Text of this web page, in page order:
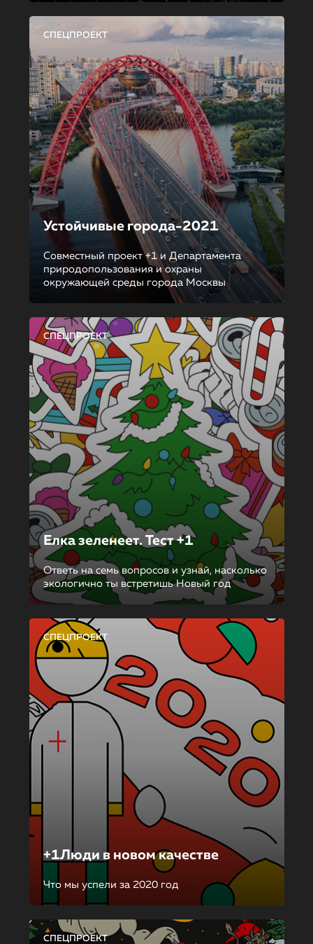
СПЕЦПРОЕКТ
Устойчивые города-2021
Совместный проект +1 и Департамента
природопользования и охраны
окружающей среды города Москвы
СПЕЦПРОЕКТ
Елка зеленеет. Тест +1
Ответь на семь вопросов и узнай, насколько
экологично ты встретишь Новый год
СПЕЦПРОЕКТ
+1Люди в новом качестве
Что мы успели за 2020 год
СПЕЦПРОЕКТ